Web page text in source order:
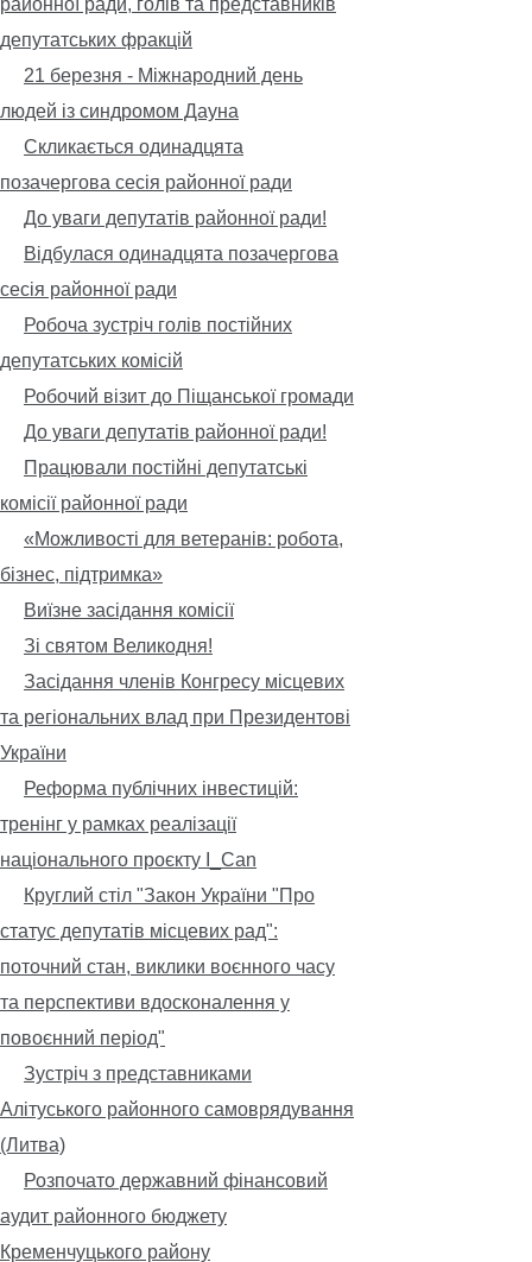
районної ради, голів та представників
депутатських фракцій
21 березня - Міжнародний день
людей із синдромом Дауна
Скликається одинадцята
позачергова сесія районної ради
До уваги депутатів районної ради!
Відбулася одинадцята позачергова
сесія районної ради
Робоча зустріч голів постійних
депутатських комісій
Робочий візит до Піщанської громади
До уваги депутатів районної ради!
Працювали постійні депутатські
комісії районної ради
«Можливості для ветеранів: робота,
бізнес, підтримка»
Виїзне засідання комісії
Зі святом Великодня!
Засідання членів Конгресу місцевих
та регіональних влад при Президентові
України
Реформа публічних інвестицій:
тренінг у рамках реалізації
національного проєкту I_Can
Круглий стіл "Закон України "Про
статус депутатів місцевих рад":
поточний стан, виклики воєнного часу
та перспективи вдосконалення у
повоєнний період"
Зустріч з представниками
Алітуського районного самоврядування
(Литва)
Розпочато державний фінансовий
аудит районного бюджету
Кременчуцького району